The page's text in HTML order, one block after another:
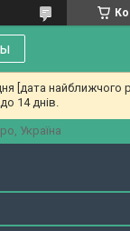
[дата
14 днів.
Україна